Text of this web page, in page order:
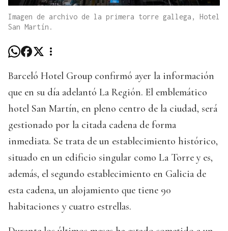
Imagen de archivo de la primera torre gallega, Hotel
San Martín.
Barceló Hotel Group confirmó ayer la información
que en su día adelantó La Región. El emblemático
hotel San Martín, en pleno centro de la ciudad, será
gestionado por la citada cadena de forma
inmediata. Se trata de un establecimiento histórico,
situado en un edificio singular como La Torre y es,
además, el segundo establecimiento en Galicia de
esta cadena, un alojamiento que tiene 90
habitaciones y cuatro estrellas.